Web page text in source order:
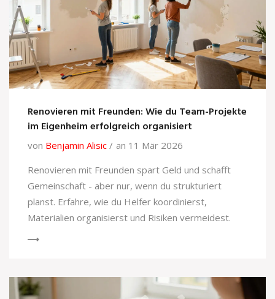
Renovieren mit Freunden: Wie du Team-Projekte
im Eigenheim erfolgreich organisiert
von Benjamin Alisic
an 11 Mär 2026
Renovieren mit Freunden spart Geld und schafft
Gemeinschaft - aber nur, wenn du strukturiert
planst. Erfahre, wie du Helfer koordinierst,
Materialien organisierst und Risiken vermeidest.